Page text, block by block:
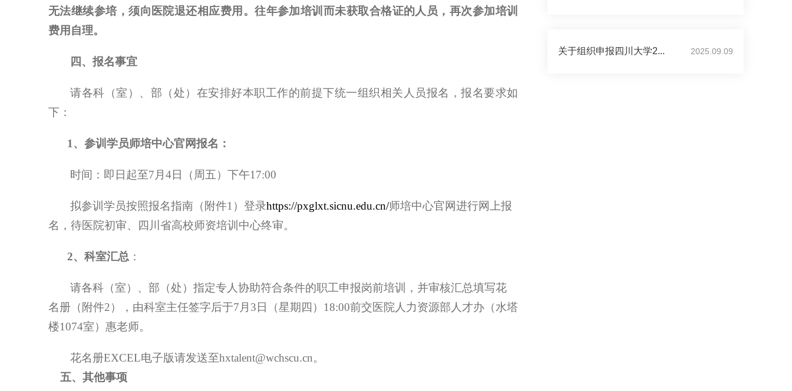
无法继续参培，须向医院退还相应费用。往年参加培训而未获取合格证的人员，再次参加培训
费用自理。
四、报名事宜
请各科（室）、部（处）在安排好本职工作的前提下统一组织相关人员报名，报名要求如
下：
1 、参训学员师培中心官网报名：
时间：即日起至7 月4日（周五）下午17:00
拟参训学员按照报名指南（附件1 ）登录https://pxglxt.sicnu.edu.cn/师培中心官网进行网上报
名，待医院初审、四川省高校师资培训中心终审。
2、科室汇总 ：
请各科（室）、部（处）指定专人协助符合条件的职工申报岗前培训，并审核汇总填写花
名册（附件2），由科室主任签字后于7 月 3 日（星期四） 18:00前交医院人力资源部人才办（水塔
楼1074室）惠老师。
花名册EXCEL电子版请发送至hxtalent@wchscu.cn。
五、其他事项
关于组织申报四川大学2... 2025.09.09